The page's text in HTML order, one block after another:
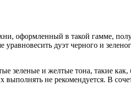
оформленный в такой гамме,
дуэт черного и
зеленые и желтые тона, такие
выполнять не рекомендуется. В